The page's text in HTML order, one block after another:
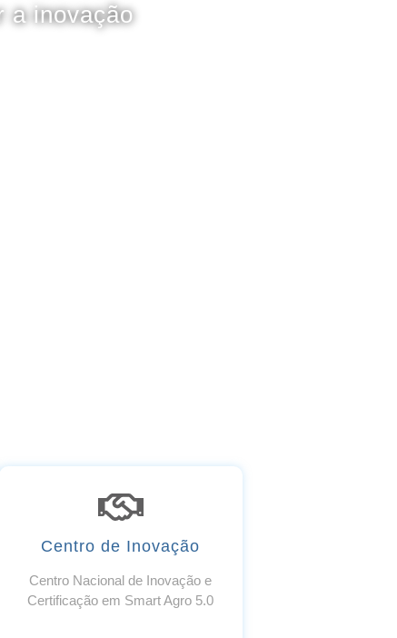
a inovação
Centro de Inovação
Centro Nacional de Inovação e
Certificação em Smart Agro 5.0